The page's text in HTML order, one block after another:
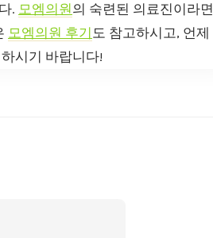
. 모엠의원의 숙련된 의료진이라면
모엠의원 후기 도 참고하시고, 언제
시기 바랍니다!